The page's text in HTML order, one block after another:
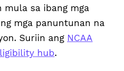
mula sa ibang mga
mga panuntunan na
Suriin ang NCAA
hub.